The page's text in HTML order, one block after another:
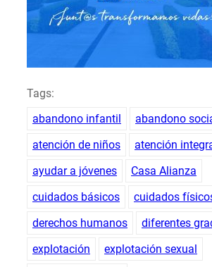
Tags:
abandono infantil
abandono
atención de niños
atención
ayudar a jóvenes
Casa Alianza
cuidados básicos
cuidados
derechos humanos
diferentes
explotación
explotación sexual